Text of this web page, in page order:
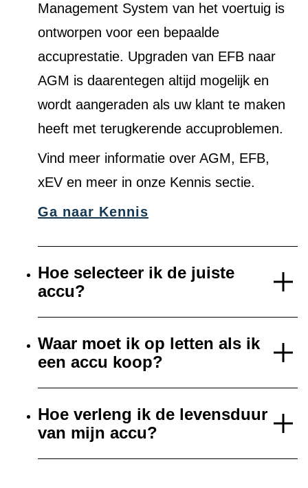
Management System van het voertuig is
ontworpen voor een bepaalde
accuprestatie. Upgraden van EFB naar
AGM is daarentegen altijd mogelijk en
wordt aangeraden als uw klant te maken
heeft met terugkerende accuproblemen.
Vind meer informatie over AGM, EFB,
xEV en meer in onze Kennis sectie.
Ga naar Kennis
Hoe selecteer ik de juiste
accu?
Waar moet ik op letten als ik
een accu koop?
Hoe verleng ik de levensduur
van mijn accu?